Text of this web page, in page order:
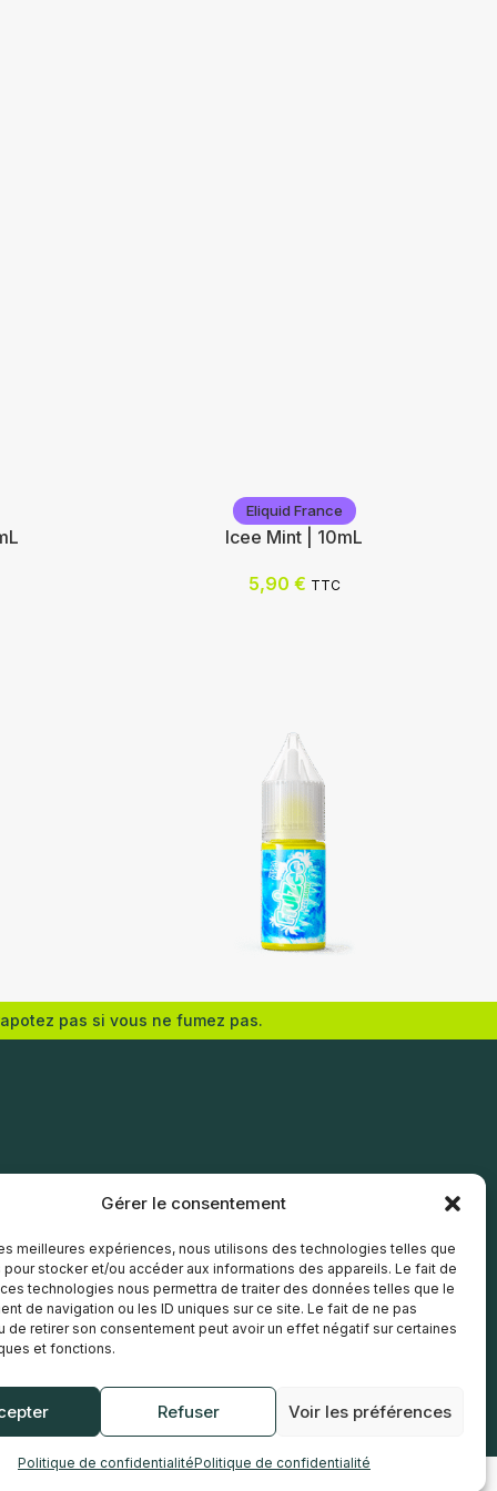
Gérer le consentement
meilleures expériences, nous utilisons des technologies telles que
stocker et/ou accéder aux informations des appareils. Le fait de
technologies nous permettra de traiter des données telles que le
de navigation ou les ID uniques sur ce site. Le fait de ne pas
de retirer son consentement peut avoir un effet négatif sur certaines
et fonctions.
Refuser Voir les préférences
Politique de confidentialitéPolitique de confidentialité
Eliquid France
Icee Mint | 10mL
5,90 € TTC
6
18
Choix des options
pas si vous ne fumez pas.